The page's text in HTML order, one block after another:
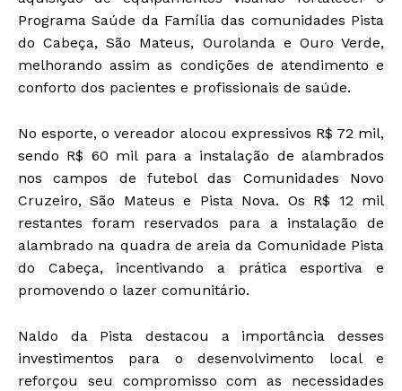
Programa Saúde da Família das comunidades Pista
do Cabeça, São Mateus, Ourolanda e Ouro Verde,
melhorando assim as condições de atendimento e
conforto dos pacientes e profissionais de saúde.
No esporte, o vereador alocou expressivos R$ 72 mil,
sendo R$ 60 mil para a instalação de alambrados
nos campos de futebol das Comunidades Novo
Cruzeiro, São Mateus e Pista Nova. Os R$ 12 mil
restantes foram reservados para a instalação de
alambrado na quadra de areia da Comunidade Pista
do Cabeça, incentivando a prática esportiva e
promovendo o lazer comunitário.
Naldo da Pista destacou a importância desses
investimentos para o desenvolvimento local e
reforçou seu compromisso com as necessidades